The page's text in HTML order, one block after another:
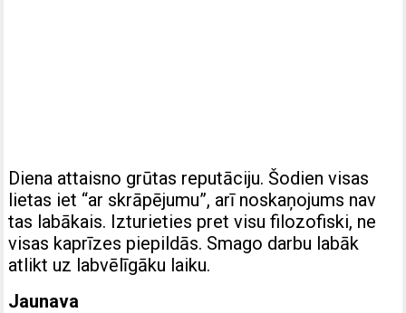
Diena attaisno grūtas reputāciju. Šodien visas
lietas iet “ar skrāpējumu”, arī noskaņojums nav
tas labākais. Izturieties pret visu filozofiski, ne
visas kaprīzes piepildās. Smago darbu labāk
atlikt uz labvēlīgāku laiku.
Jaunava